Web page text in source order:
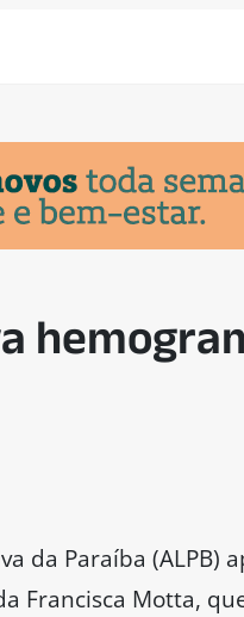
da Paraíba
Francisca Motta,